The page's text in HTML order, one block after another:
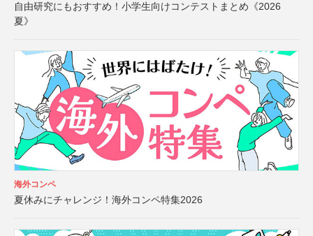
自由研究にもおすすめ！小学生向けコンテストまとめ《2026
夏》
海外コンペ
夏休みにチャレンジ！海外コンペ特集2026